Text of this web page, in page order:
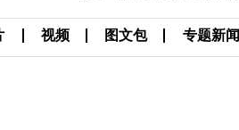
视频 图文包 专题新闻